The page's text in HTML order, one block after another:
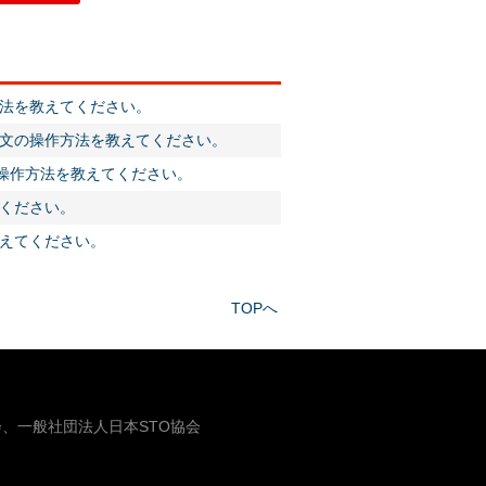
を教えてください。
の操作方法を教えてください。
方法を教えてください。
ださい。
てください。
TOPへ
一般社団法人日本STO協会